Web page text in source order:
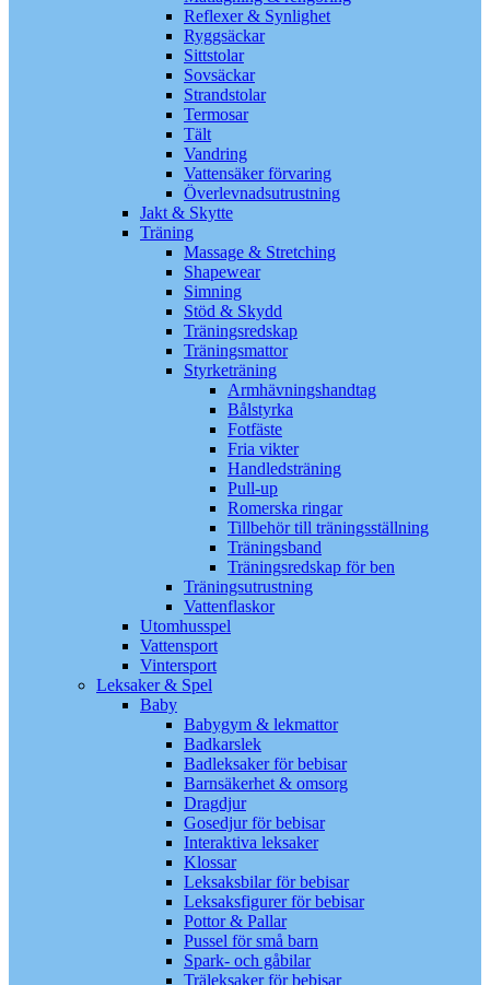
Reflexer & Synlighet
Ryggsäckar
Sittstolar
Sovsäckar
Strandstolar
Termosar
Tält
Vandring
Vattensäker förvaring
Överlevnadsutrustning
Jakt & Skytte
Träning
Massage & Stretching
Shapewear
Simning
Stöd & Skydd
Träningsredskap
Träningsmattor
Styrketräning
Armhävningshandtag
Bålstyrka
Fotfäste
Fria vikter
Handledsträning
Pull-up
Romerska ringar
Tillbehör till träningsställning
Träningsband
Träningsredskap för ben
Träningsutrustning
Vattenflaskor
Utomhusspel
Vattensport
Vintersport
Leksaker & Spel
Baby
Babygym & lekmattor
Badkarslek
Badleksaker för bebisar
Barnsäkerhet & omsorg
Dragdjur
Gosedjur för bebisar
Interaktiva leksaker
Klossar
Leksaksbilar för bebisar
Leksaksfigurer för bebisar
Pottor & Pallar
Pussel för små barn
Spark- och gåbilar
Träleksaker för bebisar